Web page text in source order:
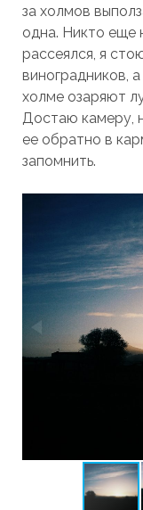
за холмов
одна. Никто еще
рассеялся, я
виноградников,
холме озаряют
Достаю камеру,
ее обратно в
запомнить.